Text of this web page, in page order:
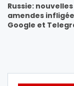
Russie: nouvelles
amendes
Google et